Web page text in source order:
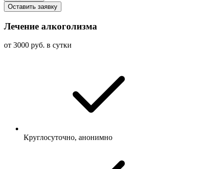
Оставить заявку
Лечение алкоголизма
от 3000 руб. в сутки
Круглосуточно, анонимно